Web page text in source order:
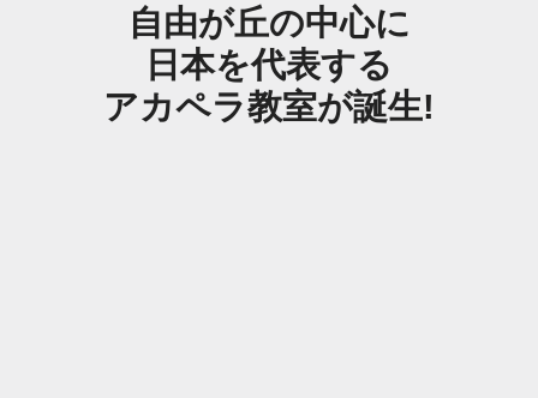
自由が丘の中心に
日本を代表する
アカペラ教室が誕生!